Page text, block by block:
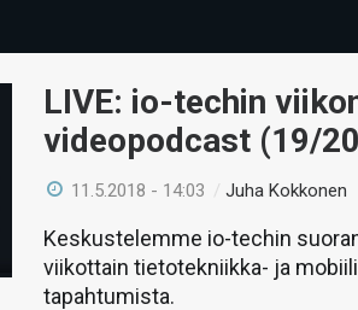
LIVE: io-techin
videopodcast (19/
11.5.2018 - 14:03 /Juha Kokkonen
Keskustelemme io-techin
viikottain tietotekniikka- ja
tapahtumista.